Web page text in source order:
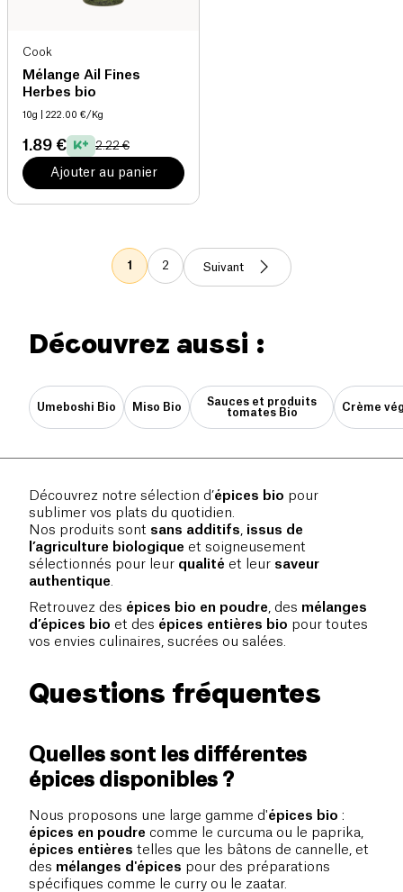
Cook
Mélange Ail Fines
Herbes bio
10g | 222.00 €/Kg
1.89 € 2.22 €
Ajouter au panier
1 2 Suivant
Découvrez aussi :
Umeboshi Bio Miso Bio
Sauces et produits
tomates Bio
Crème
Découvrez notre sélection d’épices bio pour
sublimer vos plats du quotidien.
Nos produits sont sans additifs issus de
l’agriculture biologique et soigneusement
sélectionnés pour leur qualité et leur saveur
authentique
Retrouvez des épices bio en poudre , des mélanges
d’épices bio et des épices entières bio pour toutes
vos envies culinaires, sucrées ou salées.
Questions fréquentes
Quelles sont les différentes
épices disponibles ?
Nous proposons une large gamme d'épices bio :
épices en poudre comme le curcuma ou le paprika,
épices entières telles que les bâtons de cannelle, et
des mélanges d'épices pour des préparations
spécifiques comme le curry ou le zaatar.